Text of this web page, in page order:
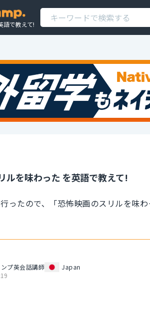
語で教えて!
ルを味わった を英語で教えて!
ったので、「恐怖映画のスリルを味わ
プ英会話講師
Japan